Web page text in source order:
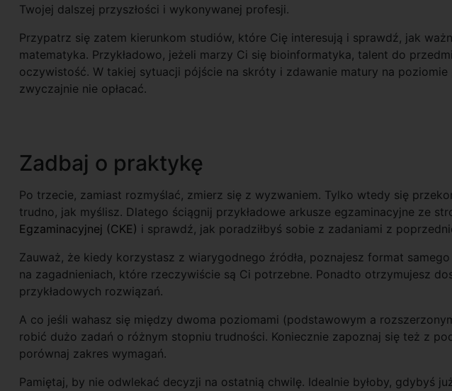
Twojej dalszej przyszłości i wykonywanej profesji.
Przypatrz się zatem kierunkom studiów, które Cię interesują i sprawdź, jak
matematyka. Przykładowo, jeżeli marzy Ci się bioinformatyka, talent do
oczywistość. W takiej sytuacji pójście na skróty i zdawanie matury na
zwyczajnie nie opłacać.
Zadbaj o praktykę
Po trzecie, zamiast rozmyślać, zmierz się z wyzwaniem. Tylko wtedy się
trudno, jak myślisz. Dlatego ściągnij przykładowe arkusze egzaminacyjne ze
Egzaminacyjnej (CKE) i sprawdź, jak poradziłbyś sobie z zadaniami z
Zauważ, że kiedy korzystasz z wiarygodnego źródła, poznajesz format
na zagadnieniach, które rzeczywiście są Ci potrzebne. Ponadto otrzymujesz
przykładowych rozwiązań.
A co jeśli wahasz się między dwoma poziomami (podstawowym a
robić dużo zadań o różnym stopniu trudności. Koniecznie zapoznaj się też z
porównaj zakres wymagań.
Pamiętaj, by nie odwlekać decyzji na ostatnią chwilę. Idealnie byłoby, gdybyś